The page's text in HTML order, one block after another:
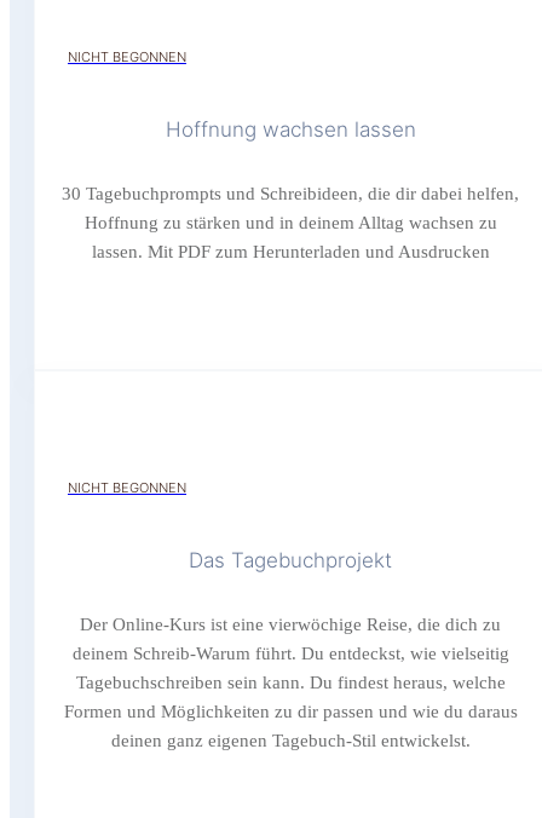
NICHT BEGONNEN
Hoffnung wachsen lassen
30 Tagebuchprompts und Schreibideen, die dir dabei helfen,
Hoffnung zu stärken und in deinem Alltag wachsen zu
lassen. Mit PDF zum Herunterladen und Ausdrucken
NICHT BEGONNEN
Das Tagebuchprojekt
Der Online-Kurs ist eine vierwöchige Reise, die dich zu
deinem Schreib-Warum führt. Du entdeckst, wie vielseitig
Tagebuchschreiben sein kann. Du findest heraus, welche
Formen und Möglichkeiten zu dir passen und wie du daraus
deinen ganz eigenen Tagebuch-Stil entwickelst.